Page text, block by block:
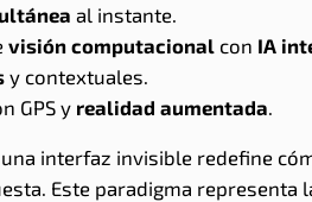
al instante.
visión computacional con IA
y contextuales.
GPS y realidad aumentada
interfaz invisible redefine
Este paradigma representa